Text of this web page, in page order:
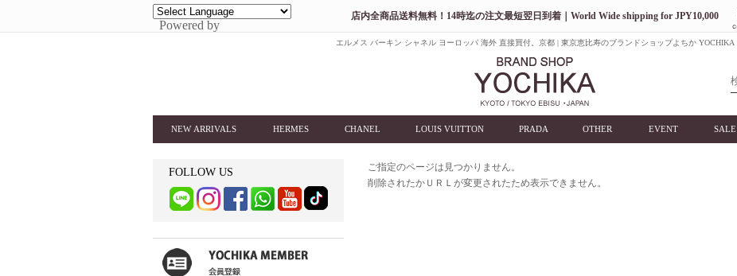
Powered by
店内全商品送料無料！14時迄の注文最短翌日到着｜World Wide shipping for JPY10,000
エルメス バーキン シャネル ヨーロッパ 海外 直接買付。京都 | 東京恵比寿のブランドショップよちか YOCHIKA
NEW ARRIVALS HERMES CHANEL LOUIS VUITTON PRADA OTHER EVENT SALE
ご指定のページは見つかりません。
削除されたかＵＲＬが変更されたため表示できません。
FOLLOW US